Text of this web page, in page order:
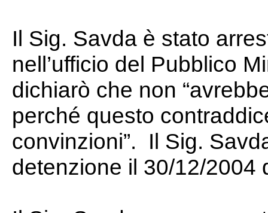
Il Sig. Savda è stato
nell’ufficio del Pubblico
dichiarò che non
perché questo
convinzioni”. Il Sig.
detenzione il 30/12/2004